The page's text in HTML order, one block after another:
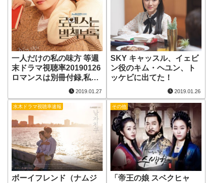
一人だけの私の味方 等週
末ドラマ視聴率20190126
ロマンスは別冊付録,私の
愛の治癒期,運命と怒り,
神との約束, SKY キャッ
スル
2019.01.27
SKY キャッスル、イェビ
ン役のキム・ヘユン、ト
ッケビに出てた！
2019.01.26
水木ドラマ視聴率速報
ボーイフレンド（ナムジ
その他
「帝王の娘 スベクヒャ